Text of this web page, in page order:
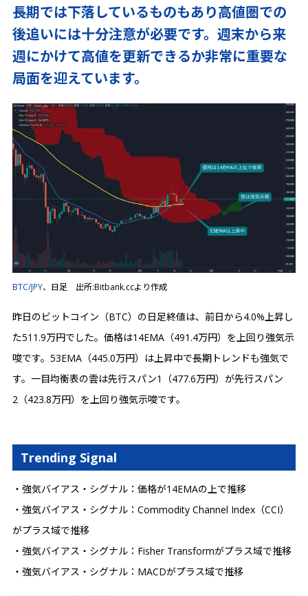
長期では下落しているものもあり高値圏での
後追いには十分注意が必要です。週末から来
週にかけて高値を更新できるか非常に重要な
局面を迎えています。
BTC/JPY、日足 出所:Bitbank.ccより作成
昨日のビットコイン（BTC）の日足終値は、前日から4.0%上昇し
た511.9万円でした。価格は14EMA（491.4万円）を上回り強気示
唆です。53EMA（445.0万円）は上昇中で長期トレンドも強気で
す。一目均衡表の雲は先行スパン1（477.6万円）が先行スパン
2（423.8万円）を上回り強気示唆です。
Trending Signal
・強気バイアス・シグナル：価格が14EMAの上で推移
・強気バイアス・シグナル：Commodity Channel Index（CCI）
がプラス域で推移
・強気バイアス・シグナル：Fisher Transformがプラス域で推移
・強気バイアス・シグナル：MACDがプラス域で推移